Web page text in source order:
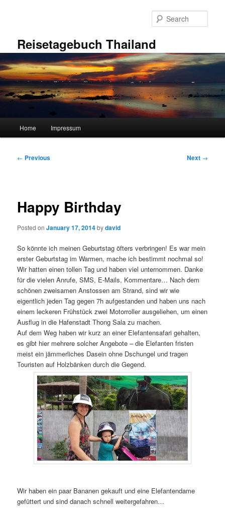
Reisetagebuch Thailand
Home Impressum
Post
← Previous Next →
Happy Birthday
Posted onJanuary 17, 2014bydavid
So könnte ich meinen Geburtstag öfters verbringen! Es war mein
erster Geburtstag im Warmen, mache ich bestimmt nochmal so!
Wir hatten einen tollen Tag und haben viel unternommen. Danke
für die vielen Anrufe, SMS, E-Mails, Kommentare… Nach dem
schönen zweisamen Anstossen am Strand, sind wir wie
eigentlich jeden Tag gegen 7h aufgestanden und haben uns nach
einem leckeren Frühstück zwei Motorroller ausgeliehen, um einen
Ausflug in die Hafenstadt Thong Sala zu machen.
Auf dem Weg haben wir kurz an einer Elefantensafari gehalten,
es gibt hier mehrere solcher Angebote – die Elefanten fristen
meist ein jämmerliches Dasein ohne Dschungel und tragen
Touristen auf Holzbänken durch die Gegend.
Wir haben ein paar Bananen gekauft und eine Elefantendame
gefüttert und sind danach schnell weitergefahren…